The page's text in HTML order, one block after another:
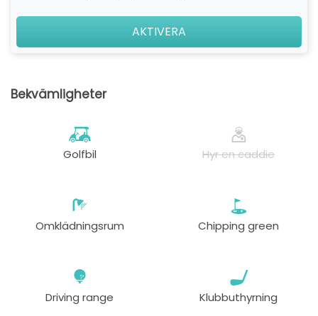
AKTIVERA
Bekvämligheter
Golfbil Hyr en caddie
Omklädningsrum Chipping green
Driving range Klubbuthyrning